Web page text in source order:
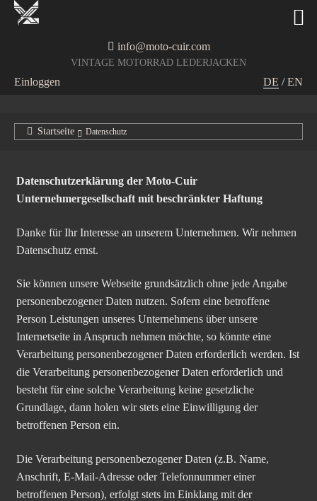
info@moto-cuir.com
VINTAGE MOTORRAD LEDERJACKEN
Einloggen DE /EN
Startseite Datenschutz
Datenschutzerklärung der Moto-Cuir
Unternehmergesellschaft mit beschränkter Haftung
Danke für Ihr Interesse an unserem Unternehmen. Wir nehmen
Datenschutz ernst.
Sie können unsere Webseite grundsätzlich ohne jede Angabe
personenbezogener Daten nutzen. Sofern eine betroffene
Person Leistungen unseres Unternehmens über unsere
Internetseite in Anspruch nehmen möchte, so könnte eine
Verarbeitung personenbezogener Daten erforderlich werden. Ist
die Verarbeitung personenbezogener Daten erforderlich und
besteht für eine solche Verarbeitung keine gesetzliche
Grundlage, dann holen wir stets eine Einwilligung der
betroffenen Person ein.
Die Verarbeitung personenbezogener Daten (z.B. Name,
Anschrift, E-Mail-Adresse oder Telefonnummer einer
betroffenen Person), erfolgt stets im Einklang mit der